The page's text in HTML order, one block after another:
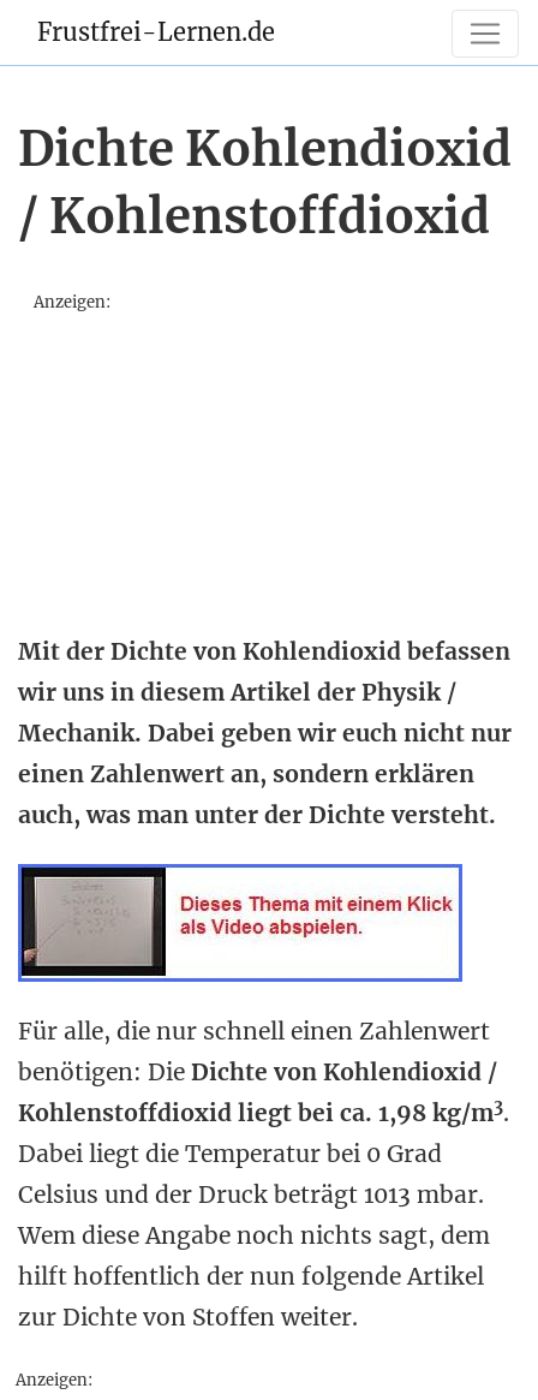
Frustfrei-Lernen.de
Dichte Kohlendioxid
/ Kohlenstoffdioxid
Anzeigen:
Mit der Dichte von Kohlendioxid befassen
wir uns in diesem Artikel der Physik /
Mechanik. Dabei geben wir euch nicht nur
einen Zahlenwert an, sondern erklären
auch, was man unter der Dichte versteht.
Für alle, die nur schnell einen Zahlenwert
benötigen: Die Dichte von Kohlendioxid /
Kohlenstoffdioxid liegt bei ca. 1,98 kg/m3.
Dabei liegt die Temperatur bei 0 Grad
Celsius und der Druck beträgt 1013 mbar.
Wem diese Angabe noch nichts sagt, dem
hilft hoffentlich der nun folgende Artikel
zur Dichte von Stoffen weiter.
Anzeigen: